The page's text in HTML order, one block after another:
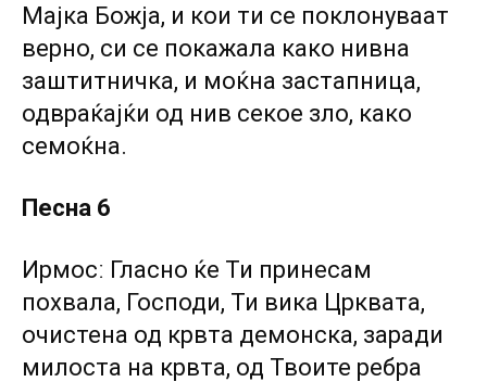
Мајка Божја, и кои ти се поклонуваат
верно, си се покажала како нивна
заштитничка, и моќна застапница,
одвраќајќи од нив секое зло, како
семоќна.
Песна 6
Ирмосː Гласно ќе Ти принесам
похвала, Господи, Ти вика Црквата,
очистена од крвта демонска, заради
милоста на крвта, од Твоите ребра